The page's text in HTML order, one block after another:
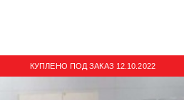
КУПЛЕНО ПОД ЗАКАЗ 12.10.2022